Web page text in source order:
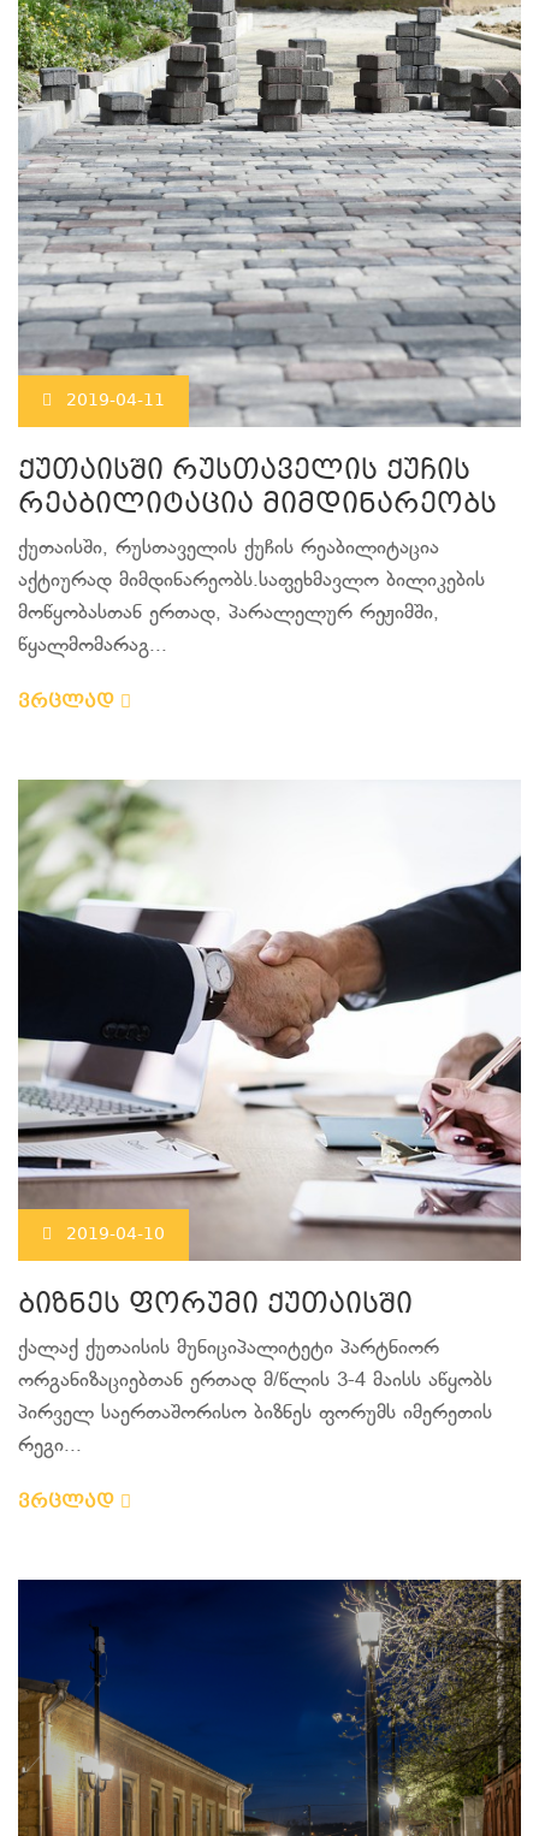
2019-04-11
ქუთაისში რუსთაველის ქუჩის
რეაბილიტაცია მიმდინარეობს
ქუთაისში, რუსთაველის ქუჩის რეაბილიტაცია
აქტიურად მიმდინარეობს.საფეხმავლო ბილიკების
მოწყობასთან ერთად, პარალელურ რეჟიმში,
წყალმომარაგ...
ვრცლად
2019-04-10
ბიზნეს ფორუმი ქუთაისში
ქალაქ ქუთაისის მუნიციპალიტეტი პარტნიორ
ორგანიზაციებთან ერთად მ/წლის 3-4 მაისს აწყობს
პირველ საერთაშორისო ბიზნეს ფორუმს იმერეთის
რეგი...
ვრცლად